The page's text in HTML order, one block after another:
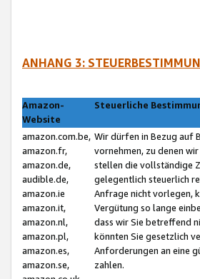
ANHANG 3:
Amazon-
Website
Steuerliche
amazon.com.be,
amazon.fr,
amazon.de,
audible.de,
amazon.ie
amazon.it,
amazon.nl,
amazon.pl,
amazon.es,
amazon.se,
Wir dürfen in Bezug auf
vornehmen, zu denen
stellen die vollständige
gelegentlich steuerlich
Anfrage nicht vorlegen,
Vergütung so lange
dass wir Sie betreffend
könnten Sie gesetzlich
Anforderungen an eine
zahlen.